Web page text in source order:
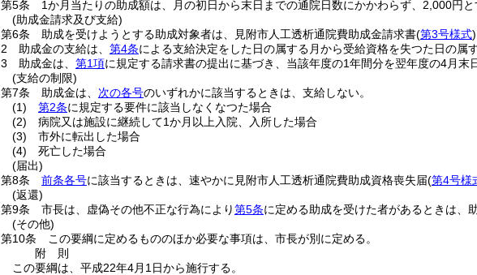
第5条
1か月当たりの助成額は、月の初日から末日までの通院日数にかかわらず、2,000円と
(助成金請求及び支給)
第6条
助成を受けようとする助成対象者は、見附市人工透析通院費助成金請求書(第3号様式)
2
助成金の支給は、 第4条による支給決定をした日の属する月から受給資格を失つた日の属
3
助成金は、 第1項に規定する請求書の提出に基づき、当該年度の1年間分を翌年度の4月末
(支給の制限)
第7条
助成金は、 次の各号のいずれかに該当するときは、支給しない。
(1)
第2条に規定する要件に該当しなくなつた場合
(2)
病院又は施設に継続して1か月以上入院、入所した場合
(3)
市外に転出した場合
(4)
死亡した場合
(届出)
第8条
前条各号に該当するときは、速やかに見附市人工透析通院費助成資格喪失届(第4号様
(返還)
第9条
市長は、虚偽その他不正な行為により第5条に定める助成を受けた者があるときは、
(その他)
第10条
この要綱に定めるもののほか必要な事項は、市長が別に定める。
附 則
この要綱は、平成22年4月1日から施行する。